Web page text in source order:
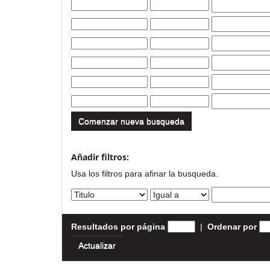
Comenzar nueva busqueda
Añadir filtros:
Usa los filtros para afinar la busqueda.
Resultados por página | Ordenar por